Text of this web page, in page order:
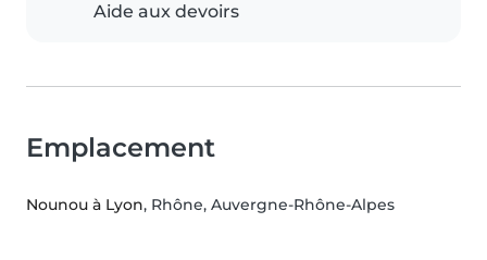
Aide aux devoirs
Emplacement
Nounou à Lyon, Rhône, Auvergne-Rhône-Alpes